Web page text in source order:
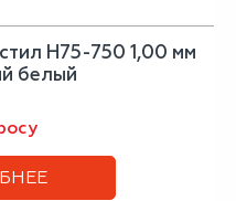
Н75-750 1,00 мм
белый